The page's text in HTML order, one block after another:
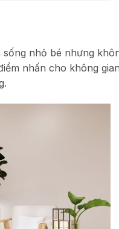
nhỏ bé nhưng
nhấn cho không